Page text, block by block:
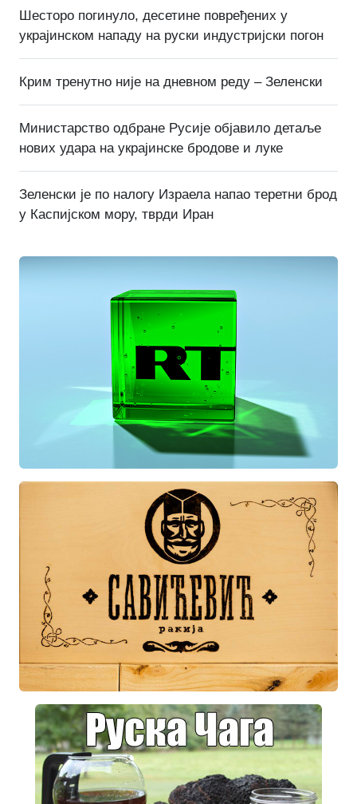
Шесторо погинуло, десетине повређених у
украјинском нападу на руски индустријски погон
Крим тренутно није на дневном реду – Зеленски
Министарство одбране Русије објавило детаље
нових удара на украјинске бродове и луке
Зеленски је по налогу Израела напао теретни брод
у Каспијском мору, тврди Иран